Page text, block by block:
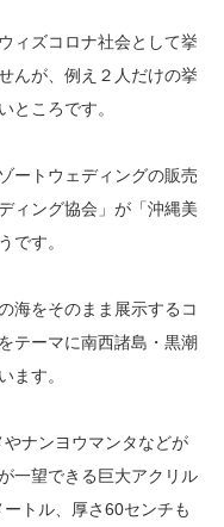
ィズコロナ社会として挙
んが、例え２人だけの挙
ところです。
ートウェディングの販売
ィング協会」が「沖縄美
です。
海をそのまま展示するコ
テーマに南西諸島・黒潮
ます。
ナンヨウマンタなどが
一望できる巨大アクリル
トル、厚さ60センチも